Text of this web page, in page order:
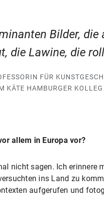
Bilder,
die Lawine, die
FÜR
KÄTE HAMBURGER KOLLEG
allem in Europa vor?
nicht sagen. Ich erinnere
ins Land zu
aufgerufen und